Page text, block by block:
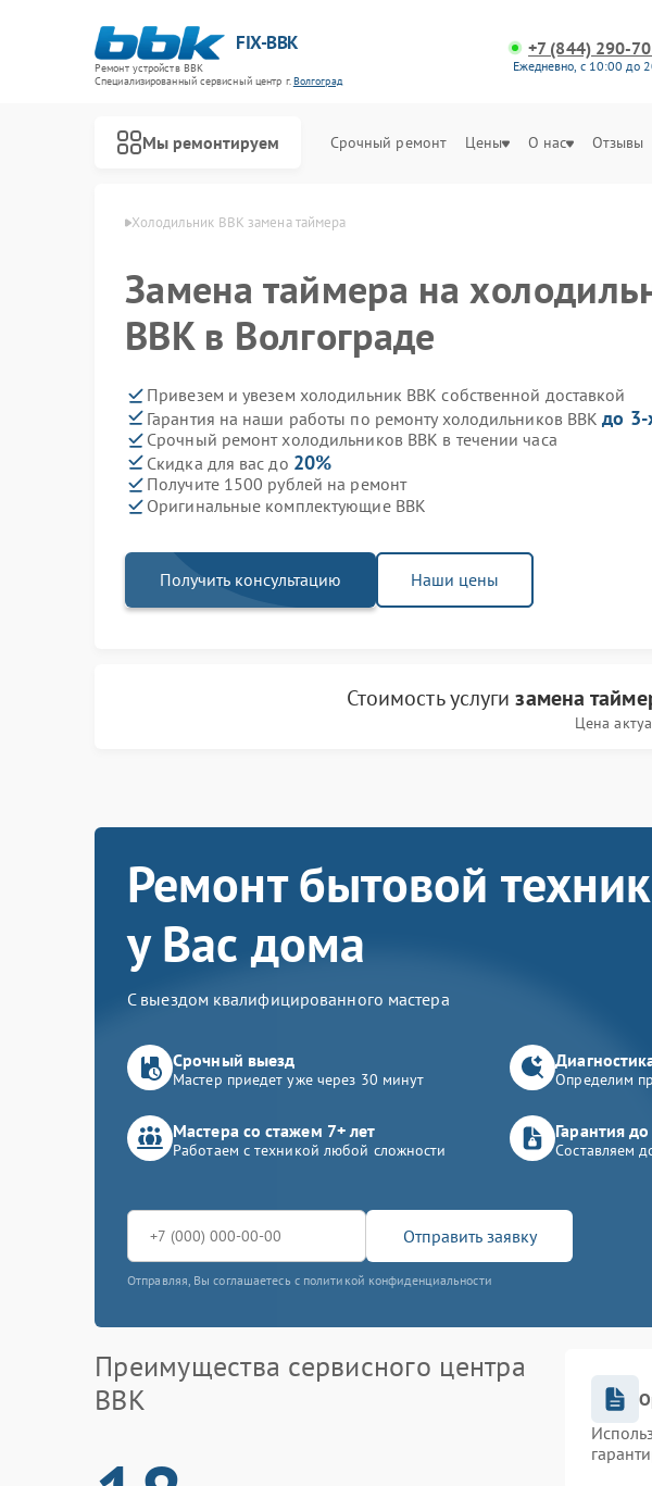
FIX-BBK
Ремонт устройств BBK
Специализированный cервисный центр г.Волгоград
+7 (844) 290-
Ежедневно, с 10:00 до
Мы ремонтируем Срочный ремонт Цены О нас Отзывы
BBK в Волгограде Холодильник BBK замена таймера
Замена таймера на
BBK в Волгограде
Привезем и увезем холодильник BBK собственной доставкой
Гарантия на наши работы по ремонту холодильников BBKдо 3-
Срочный ремонт холодильников BBK в течении часа
Скидка для вас до 20%
Получите 1500 рублей на ремонт
Оригинальные комплектующие BBK
Получить консультацию Наши цены
Стоимость услугизамена
Цена
Ремонт бытовой
у Вас дома
С выездом квалифицированного мастера
Срочный выезд
Мастер приедет уже через 30 минут Определим
Мастера со стажем 7+ лет
Работаем с техникой любой сложности
Гарантия
Составляем
Отправить заявку
Отправляя, Вы соглашаетесь с политикой конфиденциальности
Преимущества сервисного центра
BBK